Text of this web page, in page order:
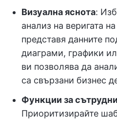
Визуална яснота:
анализ на веригата
представя данните
диаграми, графики
ви позволява да
са свързани бизнес
Функции за
Приоритизирайте